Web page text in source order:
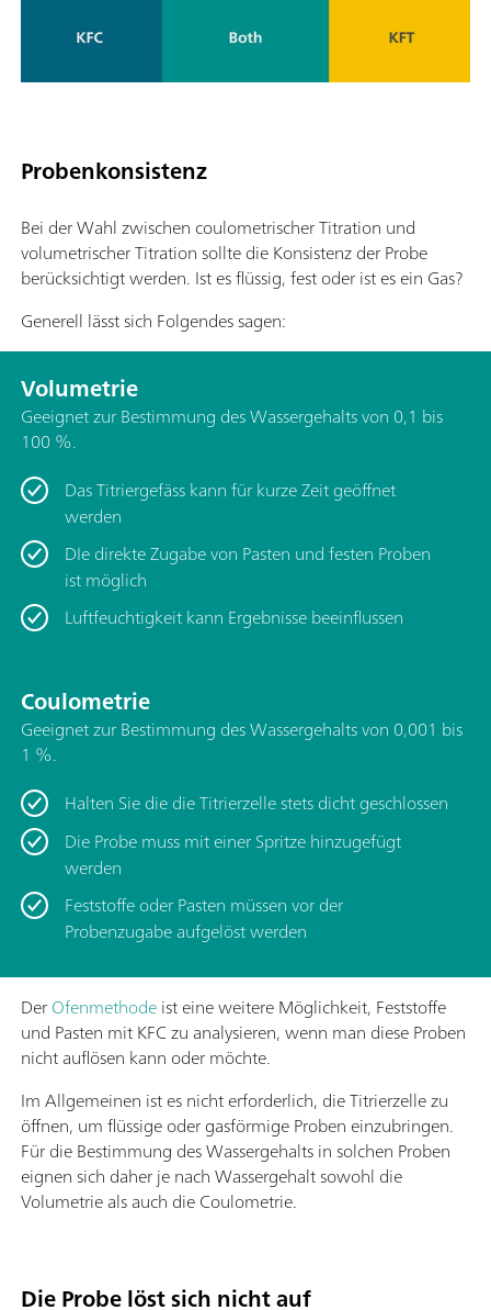
Probenkonsistenz
Bei der Wahl zwischen coulometrischer Titration und
volumetrischer Titration sollte die Konsistenz der Probe
berücksichtigt werden. Ist es flüssig, fest oder ist es ein Gas?
Generell lässt sich Folgendes sagen:
Volumetrie
Geeignet zur Bestimmung des Wassergehalts von 0,1 bis
100 %.
Das Titriergefäss kann für kurze Zeit geöffnet
werden
DIe direkte Zugabe von Pasten und festen Proben
ist möglich
Luftfeuchtigkeit kann Ergebnisse beeinflussen
Coulometrie
Geeignet zur Bestimmung des Wassergehalts von 0,001 bis
1 %.
Halten Sie die die Titrierzelle stets dicht geschlossen
Die Probe muss mit einer Spritze hinzugefügt
werden
Feststoffe oder Pasten müssen vor der
Probenzugabe aufgelöst werden
DerOfenmethodeist eine weitere Möglichkeit, Feststoffe
und Pasten mit KFC zu analysieren, wenn man diese Proben
nicht auflösen kann oder möchte.
Im Allgemeinen ist es nicht erforderlich, die Titrierzelle zu
öffnen, um flüssige oder gasförmige Proben einzubringen.
Für die Bestimmung des Wassergehalts in solchen Proben
eignen sich daher je nach Wassergehalt sowohl die
Volumetrie als auch die Coulometrie.
Die Probe löst sich nicht auf